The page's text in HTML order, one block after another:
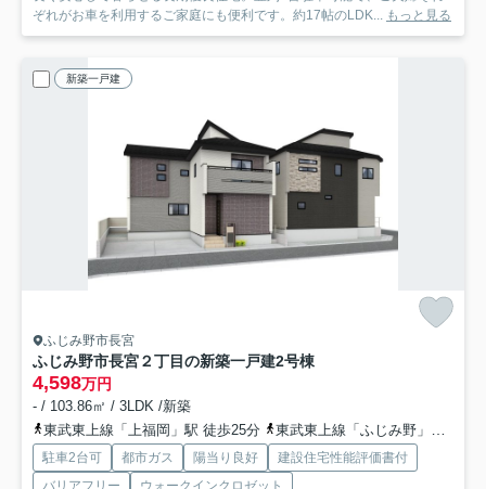
ぞれがお車を利用するご家庭にも便利です。約17帖のLDK... もっと見る
新築一戸建
ふじみ野市長宮
ふじみ野市長宮２丁目の新築一戸建2号棟
4,598万円
- / 103.86㎡ / 3LDK /新築
東武東上線「上福岡」駅 徒歩25分
東武東上線「ふじみ野」駅 徒歩31分
駐車2台可 都市ガス 陽当り良好
建設住宅性能評価書付